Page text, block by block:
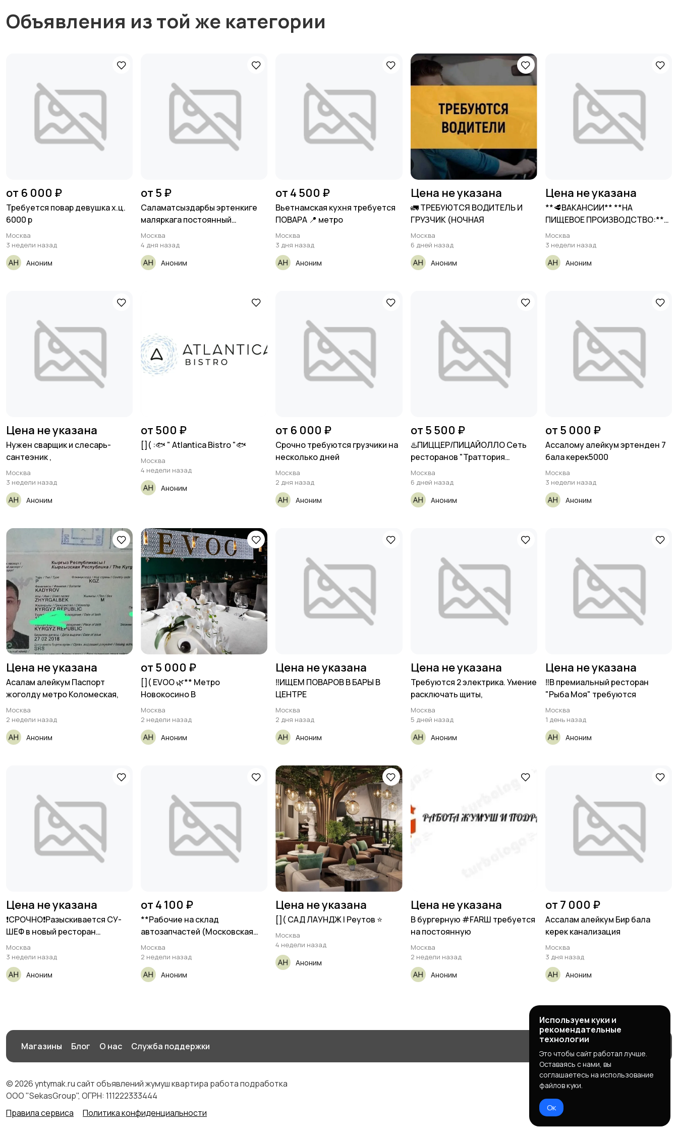
Объявления из той же категории
от 6 000 ₽
Требуется повар девушка х.ц.
6000 р
Москва
3 недели назад
Аноним
от 5 ₽
Саламатсыздарбы эртенкиге
маляркага постоянный
жумушка Адам
Москва
4 дня назад
Аноним
от 4 500 ₽
Вьетнамская кухня требуется
ПОВАРА 📍 метро
Москва
3 дня назад
Аноним
Цена не указана
🚛 ТРЕБУЮТСЯ ВОДИТЕЛЬ И
ГРУЗЧИК (НОЧНАЯ
Москва
6 дней назад
Аноним
Цена не указана
**🥩ВАКАНСИИ** **НА
ПИЩЕВОЕ ПРОИЗВОДСТВО:**
** ПОВАР
Москва
3 недели назад
Аноним
Цена не указана
Нужен сварщик и слесарь-
сантеэник ,
Москва
3 недели назад
Аноним
от 500 ₽
[​]( :🐟 " Atlantica Bistro "🐟
Москва
4 недели назад
Аноним
от 6 000 ₽
Срочно требуются грузчики на
несколько дней
Москва
2 дня назад
Аноним
от 5 500 ₽
♨️ПИЦЦЕР/ПИЦАЙОЛЛО Сеть
ресторанов "Траттория
VABENE!" (
Москва
6 дней назад
Аноним
от 5 000 ₽
Ассалому алейкум эртенден 7
бала керек5000
Москва
3 недели назад
Аноним
Цена не указана
Асалам алейкум Паспорт
жоголду метро Коломеская,
Москва
2 недели назад
Аноним
от 5 000 ₽
[​]( EVOO 🌿** Метро
Новокосино В
Москва
2 недели назад
Аноним
Цена не указана
‼️ИЩЕМ ПОВАРОВ В БАРЫ В
ЦЕНТРЕ
Москва
2 дня назад
Аноним
Цена не указана
Требуются 2 электрика. Умение
расключать щиты,
Москва
5 дней назад
Аноним
Цена не указана
‼️В премиальный ресторан
"Рыба Моя" требуются
Москва
1 день назад
Аноним
Цена не указана
❗СРОЧНО❗Разыскивается СУ-
ШЕФ в новый pестoран
"СЫРОВАРНЯ"
Москва
3 недели назад
Аноним
от 4 100 ₽
**Рабочие на склад
автозапчастей (Московская
обл.,
Москва
2 недели назад
Аноним
Цена не указана
[​]( САД ЛАУНДЖ | Реутов ⭐️
Москва
4 недели назад
Аноним
Цена не указана
В бургерную #FARШ требуется
на постоянную
Москва
2 недели назад
Аноним
от 7 000 ₽
Ассалам алейкум Бир бала
керек канализация
Москва
3 дня назад
Аноним
Магазины Блог О нас Служба поддержки
© 2026 yntymak.ru сайт объявлений жумуш квартира работа подработка
ООО "SekasGroup", ОГРН: 111222333444
Правила сервиса
Политика конфиденциальности
Используем куки и
рекомендательные
технологии
Это чтобы сайт работал лучше.
Оставаясь с нами, вы
соглашаетесь на использование
файлов куки.
Ок